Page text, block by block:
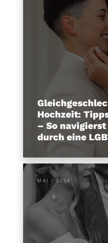
Hochzeit:
– So
durch eine
MAI / 2024